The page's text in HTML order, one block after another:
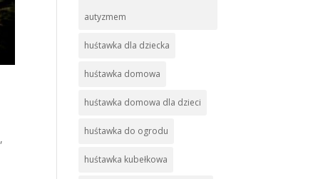
,
autyzmem
huśtawka dla dziecka
huśtawka domowa
huśtawka domowa dla dzieci
huśtawka do ogrodu
huśtawka kubełkowa